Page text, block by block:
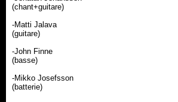
(chant+guitare)
-Matti Jalava
(guitare)
-John Finne
(basse)
-Mikko Josefsson
(batterie)